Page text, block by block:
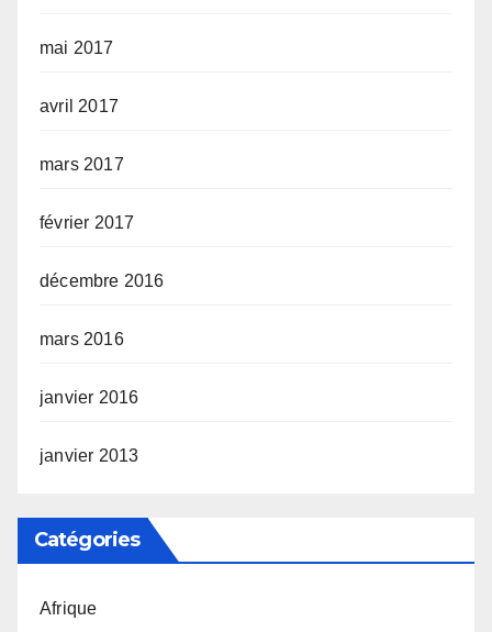
mai 2017
avril 2017
mars 2017
février 2017
décembre 2016
mars 2016
janvier 2016
janvier 2013
Catégories
Afrique